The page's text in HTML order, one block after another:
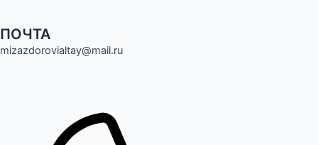
ПОЧТА
mizazdorovialtay@mail.ru